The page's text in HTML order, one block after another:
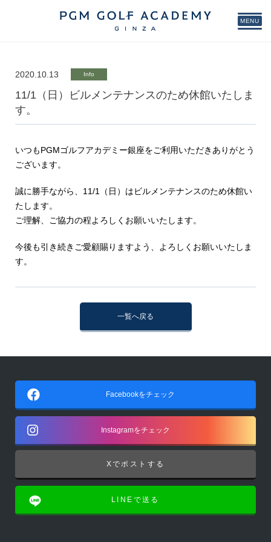
MENU
2020.10.13 Info
11/1（日）ビルメンテナンスのため休館いたしま
す。
いつもPGMゴルフアカデミー銀座をご利用いただきありがとう
ございます。
誠に勝手ながら、11/1（日）はビルメンテナンスのため休館い
たします。
ご理解、ご協力の程よろしくお願いいたします。
今後も引き続きご愛顧賜りますよう、よろしくお願いいたしま
す。
一覧へ戻る
Facebookをチェック
Instagramをチェック
Xでポストする
LINEで送る